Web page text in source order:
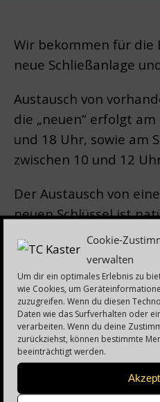
Cookie-
verwalten
Um dir ein optimales Erlebnis zu
wie Cookies, um
zuzugreifen. Wenn du diesen
Daten wie das Surfverhalten oder
verarbeiten. Wenn du deine
zurückziehst, können bestimmte
beeinträchtigt werden.
Wir bekommen für die
neue Schließanlage
Austausch von
die „neuen“ erfolgt am
und 18 Uhr, sowie am
zwischen 10 und 12
Der Austausch von
neuen Schlüssel ist
Mitglieder, die noch
erworben haben,
nachholen.
Wer es an den beiden
schafft, kann sich
Clubwirt einen neuen
lassen.